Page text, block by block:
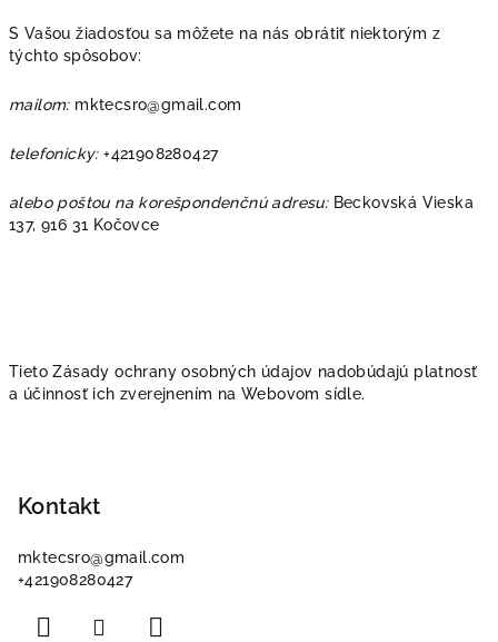
S Vašou žiadosťou sa môžete na nás obrátiť niektorým z
týchto spôsobov:
mailom: mktecsro@gmail.com
telefonicky:+421908280427
alebo poštou na korešpondenčnú adresu: Beckovská Vieska
137, 916 31 Kočovce
Tieto Zásady ochrany osobných údajov nadobúdajú platnosť
a účinnosť ich zverejnením na Webovom sídle.
Kontakt
mktecsro@gmail.com
+421908280427